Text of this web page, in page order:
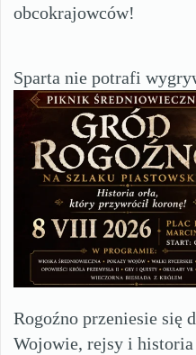
obcokrajowców!
Sparta nie potrafi
Rogoźno przeniesie się
Wojowie, rejsy i historia